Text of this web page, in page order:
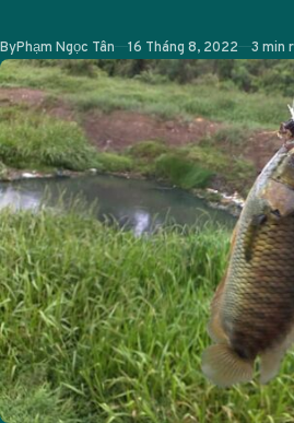
ByPhạm Ngọc Tân Published
16 Tháng 8, 2022 3 min